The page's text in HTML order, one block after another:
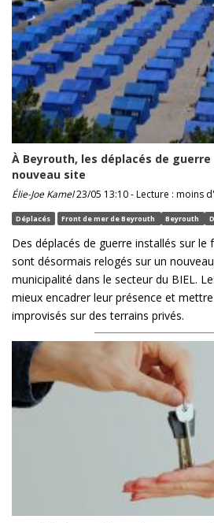
À Beyrouth, les déplacés de
nouveau site
Élie-Joe Kamel23/05 13:10 - Lecture : moins
Déplacés Front de mer de Beyrouth Beyrouth
Des déplacés de guerre installés sur
sont désormais relogés sur un
municipalité dans le secteur du BIEL.
mieux encadrer leur présence et
improvisés sur des terrains privés.